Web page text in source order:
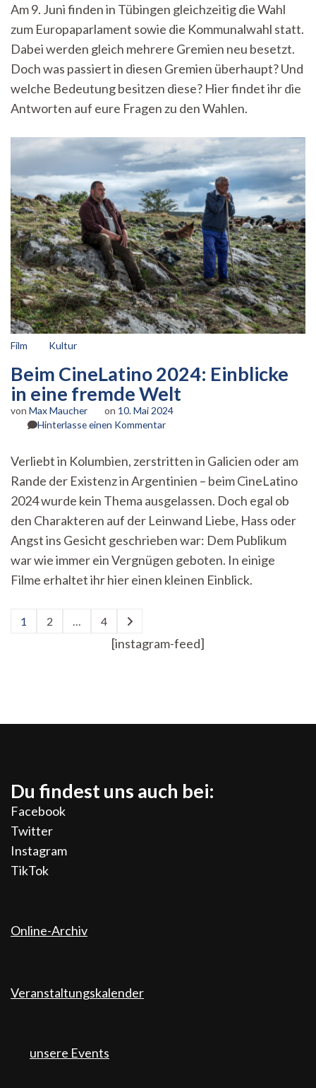
–
aber
was
eigentlich?
Am 9. Juni finden in Tübingen gleichzeitig die Wahl
zum Europaparlament sowie die Kommunalwahl statt.
Dabei werden gleich mehrere Gremien neu besetzt.
Doch was passiert in diesen Gremien überhaupt? Und
welche Bedeutung besitzen diese? Hier findet ihr die
Antworten auf eure Fragen zu den Wahlen.
Film Kultur
Beim CineLatino 2024: Einblicke
in eine fremde Welt
von Max Maucher on 10. Mai 2024
Hinterlasse einen Kommentarzu
2024:
Einblicke
eine
fremde
Welt
Verliebt in Kolumbien, zerstritten in Galicien oder am
Rande der Existenz in Argentinien – beim CineLatino
2024 wurde kein Thema ausgelassen. Doch egal ob
den Charakteren auf der Leinwand Liebe, Hass oder
Angst ins Gesicht geschrieben war: Dem Publikum
war wie immer ein Vergnügen geboten. In einige
Filme erhaltet ihr hier einen kleinen Einblick.
Seitennummerierung
Seite
1
Seite
2 …
Seite
4
[instagram-feed]
Du findest uns auch bei:
Facebook
Twitter
Instagram
TikTok
Online-Archiv
Veranstaltungskalender
unsere Events